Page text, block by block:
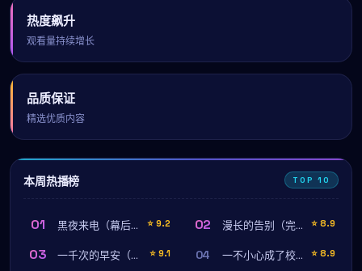
热度飙升
观看量持续增长
品质保证
精选优质内容
本周热播榜 TOP 10
01 黑夜来电（幕后纪录） ⭐ 9.2 02 漫长的告别（完结篇） ⭐ 8.9
03 一千次的早安（前传特辑） ⭐ 9.1 04 一不小心成了校草 ⭐ 8.9